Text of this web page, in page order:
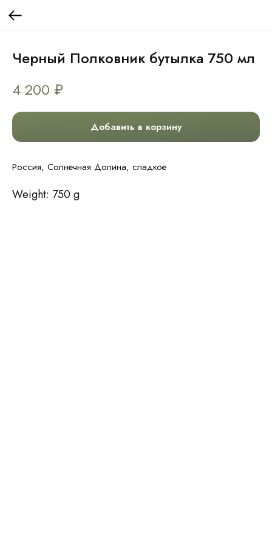
Черный Полковник бутылка 750 мл
4 200 ₽
Добавить в корзину
Россия, Солнечная Долина, сладкое
Weight: 750 g